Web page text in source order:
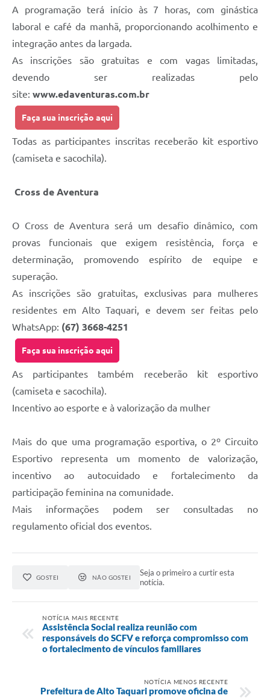
A programação terá início às 7 horas, com ginástica
laboral e café da manhã, proporcionando acolhimento e
integração antes da largada.
As inscrições são gratuitas e com vagas limitadas,
devendo ser realizadas pelo
site: www.edaventuras.com.br
Faça sua inscrição aqui
Todas as participantes inscritas receberão kit esportivo
(camiseta e sacochila).
Cross de Aventura
O Cross de Aventura será um desafio dinâmico, com
provas funcionais que exigem resistência, força e
determinação, promovendo espírito de equipe e
superação.
As inscrições são gratuitas, exclusivas para mulheres
residentes em Alto Taquari, e devem ser feitas pelo
WhatsApp: (67) 3668-4251
Faça sua inscrição aqui
As participantes também receberão kit esportivo
(camiseta e sacochila).
Incentivo ao esporte e à valorização da mulher
Mais do que uma programação esportiva, o 2º Circuito
Esportivo representa um momento de valorização,
incentivo ao autocuidado e fortalecimento da
participação feminina na comunidade.
Mais informações podem ser consultadas no
regulamento oficial dos eventos.
GOSTEI NÃO GOSTEI
Seja o primeiro a curtir esta
notícia.
NOTÍCIA MAIS RECENTE
Assistência Social realiza reunião com
responsáveis do SCFV e reforça compromisso com
o fortalecimento de vínculos familiares
NOTÍCIA MENOS RECENTE
Prefeitura de Alto Taquari promove oficina de